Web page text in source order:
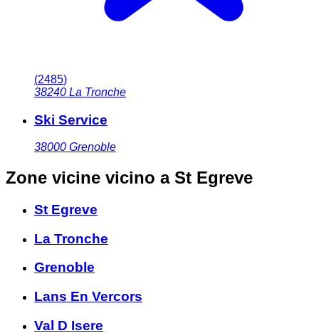
(2485)
38240 La Tronche
Ski Service
38000 Grenoble
Zone vicine vicino a St Egreve
St Egreve
La Tronche
Grenoble
Lans En Vercors
Val D Isere